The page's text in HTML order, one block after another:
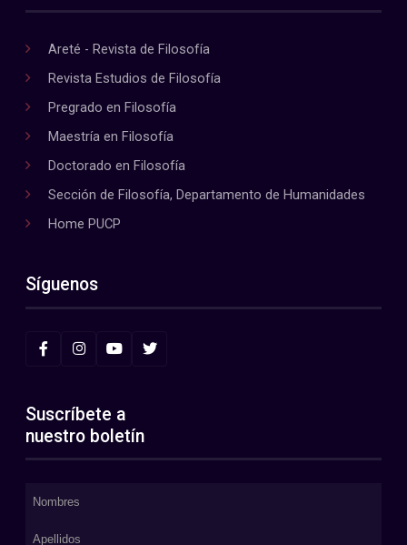
Areté - Revista de Filosofía
Revista Estudios de Filosofía
Pregrado en Filosofía
Maestría en Filosofía
Doctorado en Filosofía
Sección de Filosofía, Departamento de Humanidades
Home PUCP
Síguenos
Suscríbete a
nuestro boletín